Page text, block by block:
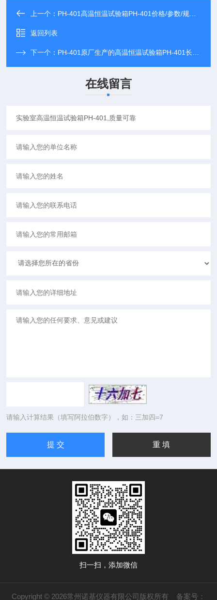
上一个： PH-401高温恒温试验箱PH-401价格/参数/规格，高温恒温试验箱PH-401专业制造厂家
返回列表
下一个： PH-401原厂生产的高温恒温试验箱PH-401长期现货供应
在线留言
请输入计算结果（填写阿拉伯数字），如：三加四=7
扫一扫，添加微信
Copyright © 2026常州诺基仪器有限公司版权所有 备案号：